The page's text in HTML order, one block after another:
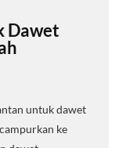
Dawet
untuk dawet
ke